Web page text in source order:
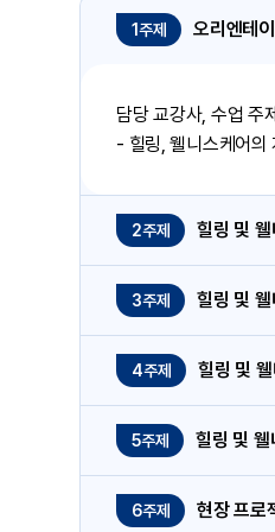
1주제 오리엔테
담당 교강사, 수업 주
- 힐링, 웰니스케어의
2주제 힐링 및
3주제 힐링 및
4주제 힐링 및
5주제 힐링 및 웰
6주제 현장 프로